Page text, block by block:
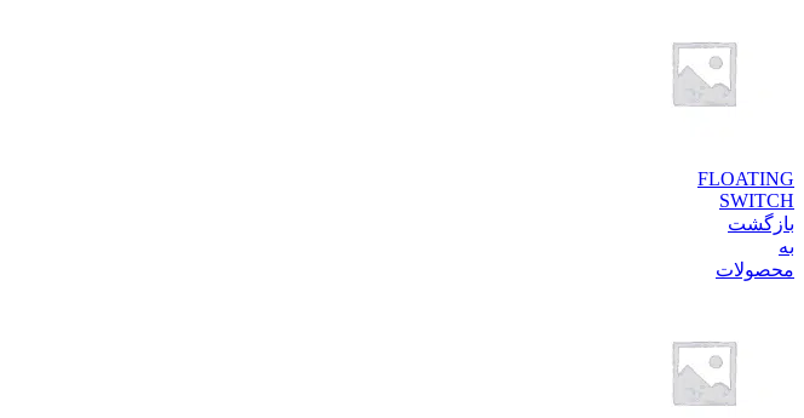
FLOATING
SWITCH
بازگشت
به
محصولات